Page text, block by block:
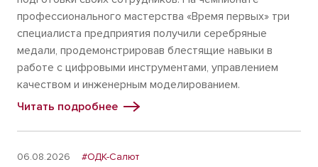
профессионального мастерства «Время первых» три
специалиста предприятия получили серебряные
медали, продемонстрировав блестящие навыки в
работе с цифровыми инструментами, управлением
качеством и инженерным моделированием.
Читать подробнее
06.08.2026 #ОДК-Салют